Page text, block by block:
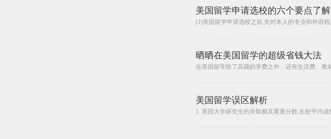
美国留学申请选校的六个要点了解
(1)美国留学申请选校之前,先对本人的专业和外语
晒晒在美国留学的超级省钱大法
在美国留学除了高额的学费之外，还有生活费、
美国留学误区解析
1. 美国大学研究生的录取极其看重分数,在校平均